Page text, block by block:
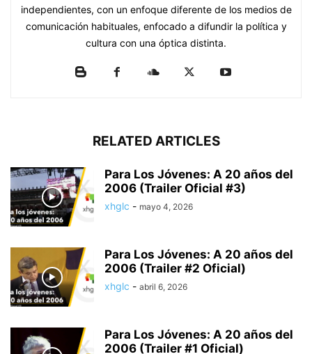
independientes, con un enfoque diferente de los medios de
comunicación habituales, enfocado a difundir la política y
cultura con una óptica distinta.
RELATED ARTICLES
Para Los Jóvenes: A 20 años del
2006 (Trailer Oficial #3)
xhglc - mayo 4, 2026
Para Los Jóvenes: A 20 años del
2006 (Trailer #2 Oficial)
xhglc - abril 6, 2026
Para Los Jóvenes: A 20 años del
2006 (Trailer #1 Oficial)